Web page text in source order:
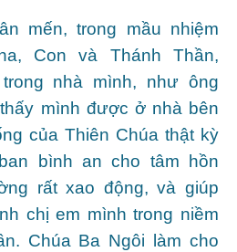
mến, trong mầu nhiệm
Con và Thánh Thần,
nhà mình, như ông
mình được ở nhà bên
của Thiên Chúa thật kỳ
bình an cho tâm hồn
rất xao động, và giúp
chị em mình trong niềm
Chúa Ba Ngôi làm cho